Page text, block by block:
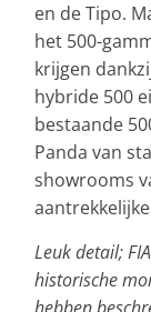
en de Tipo.
het 500-
krijgen
hybride 500
bestaande
Panda van
showrooms
Leuk detail;
historische